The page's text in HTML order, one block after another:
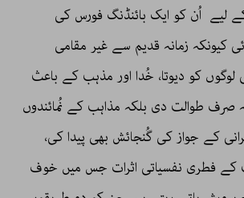
لیے اُن کو ایک بائنڈنگ فورس کی
زمانہ قدیم سے غیر مقامی
کو دیوتا، خُدا اور مذہب کے باعث
صرف طوالت دی بلکہ مذاہب کے نُمائندوں
کے جواز کی گُنجائش بھی پیدا کی،
کے فطری نفسیاتی اثرات جس میں خوف